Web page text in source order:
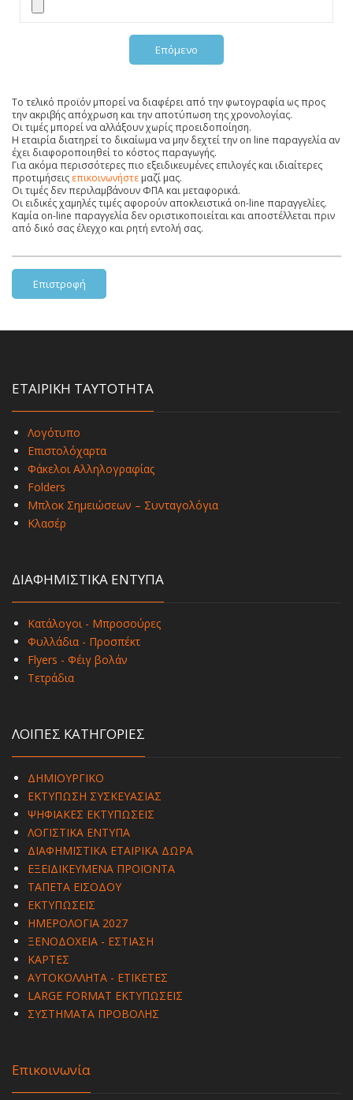
Επόμενο
Το τελικό προϊόν μπορεί να διαφέρει από την φωτογραφία ως προς
την ακριβής απόχρωση και την αποτύπωση της χρονολογίας.
Οι τιμές μπορεί να αλλάξουν χωρίς προειδοποίηση.
Η εταιρία διατηρεί το δικαίωμα να μην δεχτεί την on line παραγγελία αν
έχει διαφοροποιηθεί το κόστος παραγωγής.
Για ακόμα περισσότερες πιο εξειδικευμένες επιλογές και ιδιαίτερες
προτιμήσεις επικοινωνήστε μαζί μας.
Οι τιμές δεν περιλαμβάνουν ΦΠΑ και μεταφορικά.
Οι ειδικές χαμηλές τιμές αφορούν αποκλειστικά on-line παραγγελίες.
Καμία on-line παραγγελία δεν οριστικοποιείται και αποστέλλεται πριν
από δικό σας έλεγχο και ρητή εντολή σας.
Επιστροφή
ΕΤΑΙΡΙΚΗ ΤΑΥΤΟΤΗΤΑ
Λογότυπο
Επιστολόχαρτα
Φάκελοι Αλληλογραφίας
Folders
Μπλοκ Σημειώσεων – Συνταγολόγια
Κλασέρ
ΔΙΑΦΗΜΙΣΤΙΚΑ ΕΝΤΥΠΑ
Κατάλογοι - Μπροσούρες
Φυλλάδια - Προσπέκτ
Flyers - Φέιγ βολάν
Τετράδια
ΛΟΙΠΕΣ ΚΑΤΗΓΟΡΙΕΣ
ΔΗΜΙΟΥΡΓΙΚΟ
ΕΚΤΥΠΩΣΗ ΣΥΣΚΕΥΑΣΙΑΣ
ΨΗΦΙΑΚΕΣ ΕΚΤΥΠΩΣΕΙΣ
ΛΟΓΙΣΤΙΚΑ ΕΝΤΥΠΑ
ΔΙΑΦΗΜΙΣΤΙΚΑ ΕΤΑΙΡΙΚΑ ΔΩΡΑ
ΕΞΕΙΔΙΚΕΥΜΕΝΑ ΠΡΟΪΟΝΤΑ
ΤΑΠΕΤΑ ΕΙΣΟΔΟΥ
ΕΚΤΥΠΩΣΕΙΣ
ΗΜΕΡΟΛΟΓΙΑ 2027
ΞΕΝΟΔΟΧΕΙΑ - ΕΣΤΙΑΣΗ
ΚΑΡΤΕΣ
ΑΥΤΟΚΟΛΛΗΤΑ - ΕΤΙΚΕΤΕΣ
LARGE FORMAT ΕΚΤΥΠΩΣΕΙΣ
ΣΥΣΤΗΜΑΤΑ ΠΡΟΒΟΛΗΣ
Επικοινωνία